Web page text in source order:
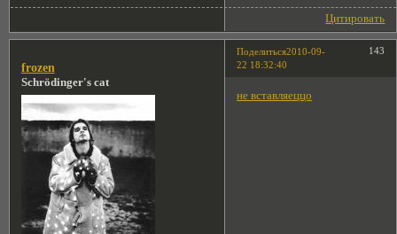
Цитировать
Поделиться 143
2010-09-
22 18:32:40
frozen
Schrödinger's cat
не вставляеццо